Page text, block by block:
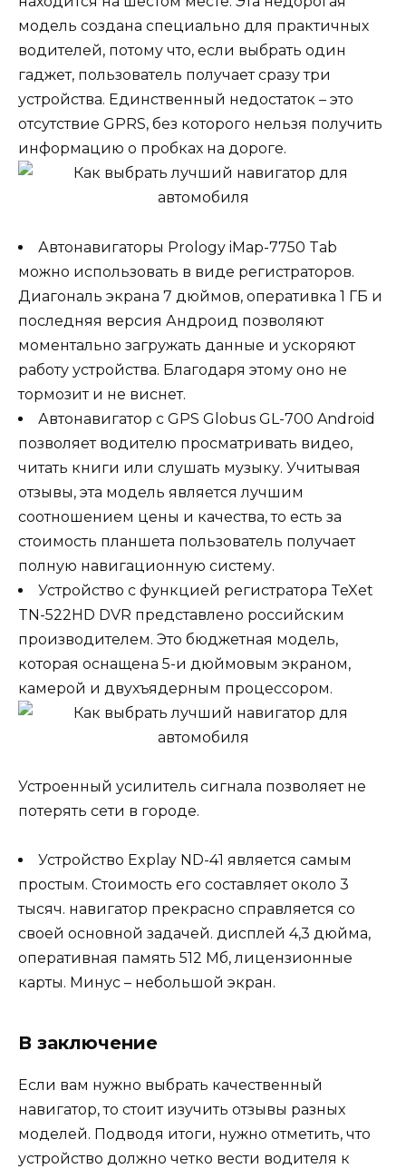
модель создана специально для практичных
водителей, потому что, если выбрать один
гаджет, пользователь получает сразу три
устройства. Единственный недостаток – это
отсутствие GPRS, без которого нельзя получить
информацию о пробках на дороге.
Автонавигаторы Prology iMap-7750 Tab
можно использовать в виде регистраторов.
Диагональ экрана 7 дюймов, оперативка 1 ГБ и
последняя версия Андроид позволяют
моментально загружать данные и ускоряют
работу устройства. Благодаря этому оно не
тормозит и не виснет.
Автонавигатор с GPS Globus GL-700 Android
позволяет водителю просматривать видео,
читать книги или слушать музыку. Учитывая
отзывы, эта модель является лучшим
соотношением цены и качества, то есть за
стоимость планшета пользователь получает
полную навигационную систему.
Устройство с функцией регистратора TeXet
TN-522HD DVR представлено российским
производителем. Это бюджетная модель,
которая оснащена 5-и дюймовым экраном,
камерой и двухъядерным процессором.
Устроенный усилитель сигнала позволяет не
потерять сети в городе.
Устройство Explay ND-41 является самым
простым. Стоимость его составляет около 3
тысяч. навигатор прекрасно справляется со
своей основной задачей. дисплей 4,3 дюйма,
оперативная память 512 Мб, лицензионные
карты. Минус – небольшой экран.
В заключение
Если вам нужно выбрать качественный
навигатор, то стоит изучить отзывы разных
моделей. Подводя итоги, нужно отметить, что
устройство должно четко вести водителя к